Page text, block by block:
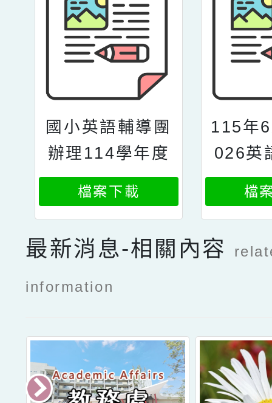
國小英語輔導團
辦理114學年度
國小英語教師高
階研習
檔案下載
115年
026英
評量研
名
檔
最新消息-相關內容
information